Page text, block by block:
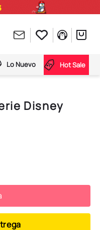
Lo Nuevo Hot Sale
Disney